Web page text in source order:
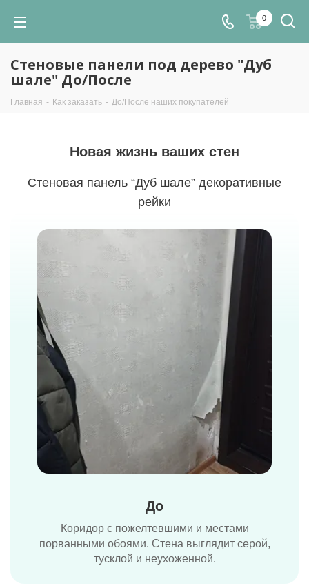
0
Стеновые панели под дерево "Дуб
шале" До/После
Главная - Как заказать - До/После наших покупателей
Новая жизнь ваших стен
Стеновая панель “Дуб шале” декоративные
рейки
До
Коридор с пожелтевшими и местами
порванными обоями. Стена выглядит серой,
тусклой и неухоженной.